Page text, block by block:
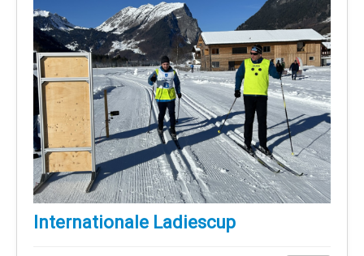
Internationale Ladiescup